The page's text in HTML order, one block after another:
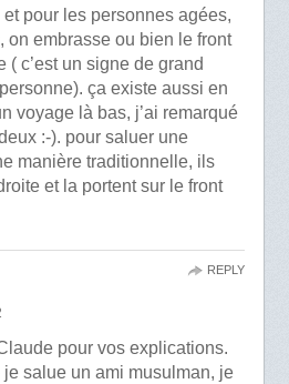
pour les personnes agées,
on embrasse ou bien le front
( c’est un signe de grand
ça existe aussi en
voyage là bas, j’ai remarqué
:-). pour saluer une
manière traditionnelle, ils
et la portent sur le front
pour vos explications.
salue un ami musulman, je
REPLY